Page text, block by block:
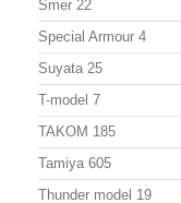
Smer 22
Special Armour 4
Suyata 25
T-model 7
TAKOM 185
Tamiya 605
Thunder model 19